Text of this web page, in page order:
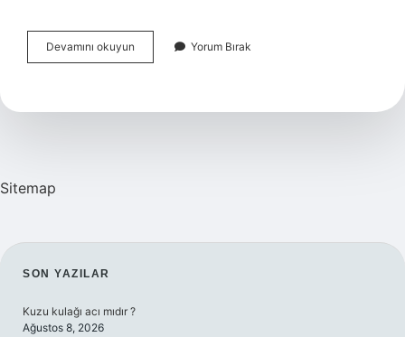
Devamını okuyun Porselen
Çorba
Litre
Yorum Bırak
Sitemap
SIDEBAR
SON YAZILAR
Kuzu kulağı acı mıdır ?
Ağustos 8, 2026